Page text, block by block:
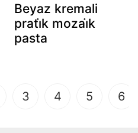
Beyaz kremali
prati̇k mozai̇k
pasta
3 4 5 6